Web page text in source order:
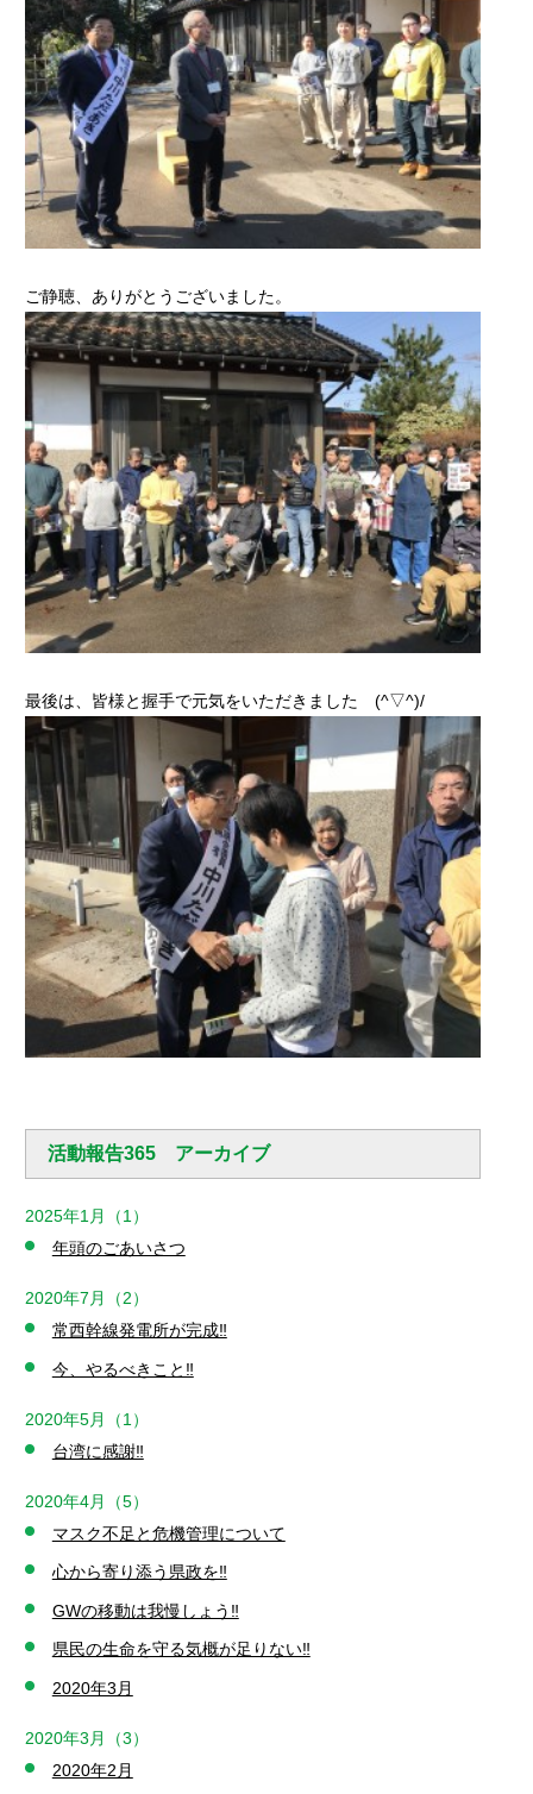
ご静聴、ありがとうございました。
最後は、皆様と握手で元気をいただきました (^▽^)/
活動報告365 アーカイブ
2025年1月（1）
年頭のごあいさつ
2020年7月（2）
常西幹線発電所が完成‼️
今、やるべきこと‼️
2020年5月（1）
台湾に感謝‼️
2020年4月（5）
マスク不足と危機管理について
心から寄り添う県政を‼️
GWの移動は我慢しょう‼️
県民の生命を守る気概が足りない‼️
2020年3月
2020年3月（3）
2020年2月